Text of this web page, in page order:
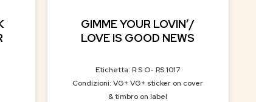
GIMME YOUR LOVIN’/
LOVE IS GOOD NEWS
Etichetta: R S O- RS 1017
Condizioni: VG+ VG+ sticker on cover
& timbro on label